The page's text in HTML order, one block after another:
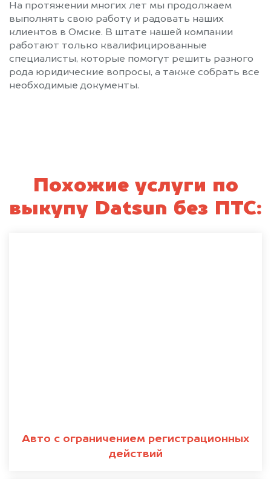
На протяжении многих лет мы продолжаем
выполнять свою работу и радовать наших
клиентов в Омске. В штате нашей компании
работают только квалифицированные
специалисты, которые помогут решить разного
рода юридические вопросы, а также собрать все
необходимые документы.
Похожие услуги по
выкупу Datsun без ПТС:
Авто с ограничением регистрационных
действий